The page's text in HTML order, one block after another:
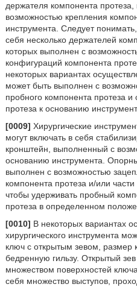
держателя компонента
возможностью крепления
инструмента. Следует
себя несколько держателей
которых выполнен с
конфигураций компонента
некоторых вариантах
может быть выполнен с
пробного компонента протеза
протеза к основанию
[0009] Хирургические
могут включать в себя
кронштейн, выполненный с
основанию инструмента.
выполнен с возможностью
компонента протеза и/или
чтобы удерживать пробный
протеза в определенном
[0010] В некоторых вариантах
хирургического инструмента
ключ с открытым зевом, размер
бедренную гильзу. Открытый
множеством поверхностей
себя множество выступов,